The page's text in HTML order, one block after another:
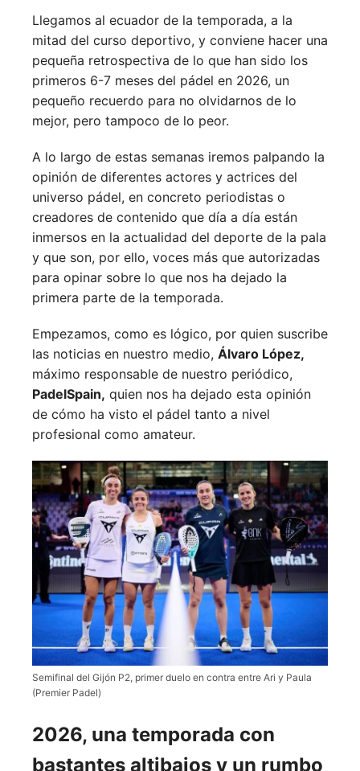
Llegamos al ecuador de la temporada, a la
mitad del curso deportivo, y conviene hacer una
pequeña retrospectiva de lo que han sido los
primeros 6-7 meses del pádel en 2026, un
pequeño recuerdo para no olvidarnos de lo
mejor, pero tampoco de lo peor.
A lo largo de estas semanas iremos palpando la
opinión de diferentes actores y actrices del
universo pádel, en concreto periodistas o
creadores de contenido que día a día están
inmersos en la actualidad del deporte de la pala
y que son, por ello, voces más que autorizadas
para opinar sobre lo que nos ha dejado la
primera parte de la temporada.
Empezamos, como es lógico, por quien suscribe
las noticias en nuestro medio, Álvaro López,
máximo responsable de nuestro periódico,
PadelSpain, quien nos ha dejado esta opinión
de cómo ha visto el pádel tanto a nivel
profesional como amateur.
Semifinal del Gijón P2, primer duelo en contra entre Ari y Paula
(Premier Padel)
2026, una temporada con
bastantes altibajos y un rumbo